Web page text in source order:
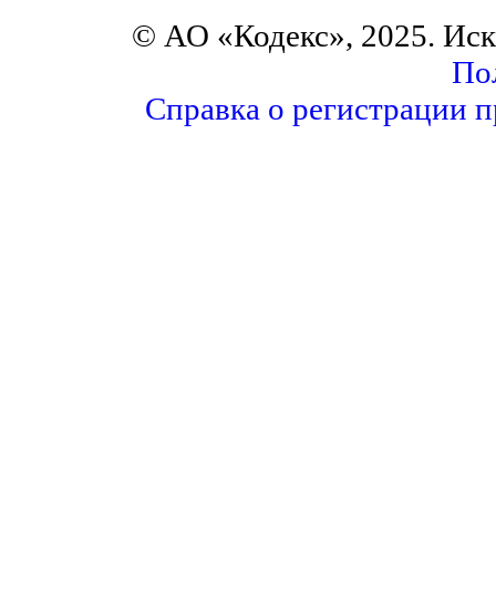
© АО «Кодекс», 2025.
Справка о регистрации